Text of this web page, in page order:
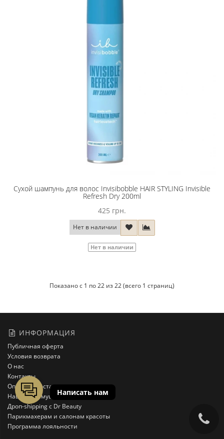
Сухой шампунь для волос Invisibobble HAIR STYLING Invisible
Refresh Dry 200ml
425 грн.
Нет в наличии
Нет в наличии
Показано с 1 по 22 из 22 (всего 1 страниц)
ИНФОРМАЦИЯ
Публичная оферта
Условия возврата
О нас
Контакты
Оплата и доставка
Наши преимущества
Дроп-shipping с Dr Beauty
Парикмахерам и салонам красоты
Программа лояльности